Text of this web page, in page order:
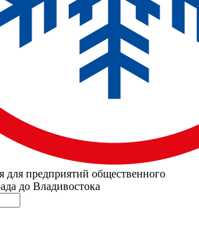
для предприятий общественного
до Владивостока